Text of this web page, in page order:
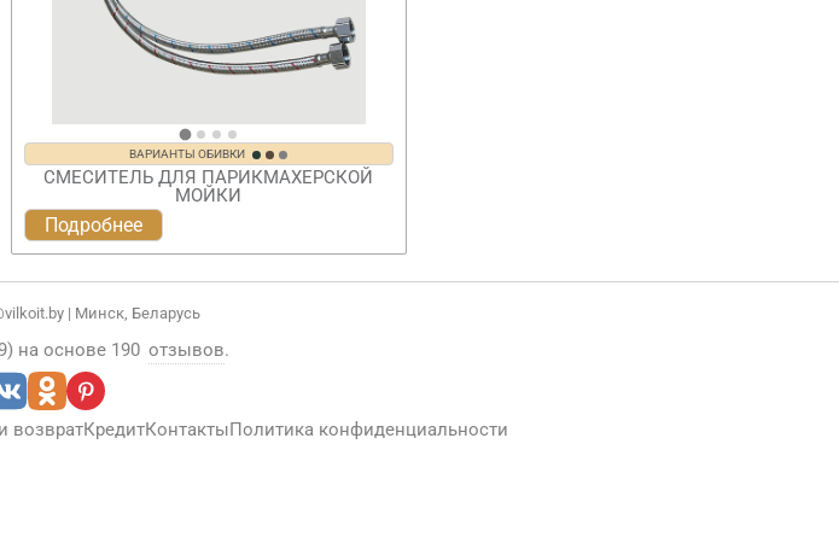
ВАРИАНТЫ ОБИВКИ
СМЕСИТЕЛЬ ДЛЯ ПАРИКМАХЕРСКОЙ
МОЙКИ
Подробнее
| Минск, Беларусь
) на основе 190 отзывов.
возвратКредитКонтактыПолитика конфиденциальности